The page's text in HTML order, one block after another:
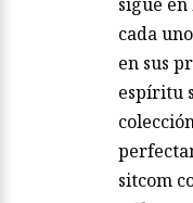
cada
en sus
espíritu
sitcom